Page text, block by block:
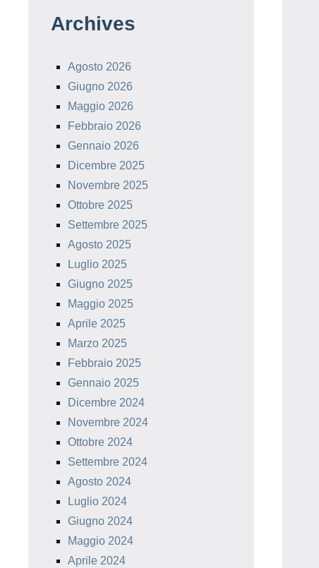
Archives
Agosto 2026
Giugno 2026
Maggio 2026
Febbraio 2026
Gennaio 2026
Dicembre 2025
Novembre 2025
Ottobre 2025
Settembre 2025
Agosto 2025
Luglio 2025
Giugno 2025
Maggio 2025
Aprile 2025
Marzo 2025
Febbraio 2025
Gennaio 2025
Dicembre 2024
Novembre 2024
Ottobre 2024
Settembre 2024
Agosto 2024
Luglio 2024
Giugno 2024
Maggio 2024
Aprile 2024